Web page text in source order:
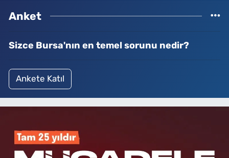
Anket
Sizce Bursa'nın en temel sorunu nedir?
Ankete Katıl